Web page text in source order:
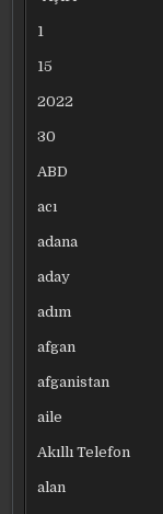
1
15
2022
30
ABD
acı
adana
aday
adım
afgan
afganistan
aile
Akıllı Telefon
alan